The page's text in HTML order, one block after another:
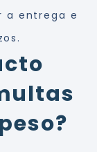
a entrega e